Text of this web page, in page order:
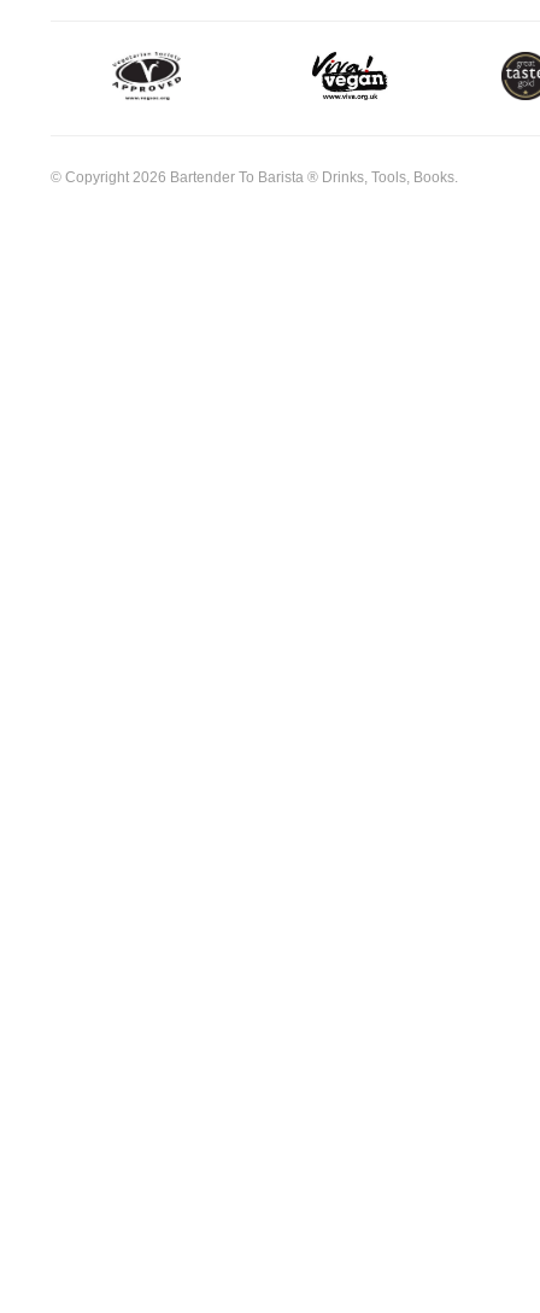
© Copyright 2026 Bartender To Barista ® Drinks, Tools, Books.